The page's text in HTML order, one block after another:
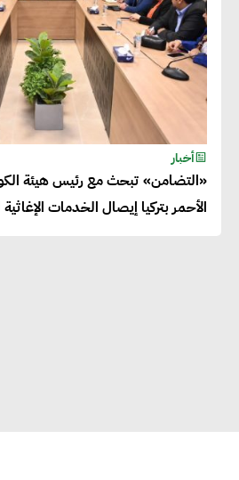
أخبار
«التضامن» تبحث مع رئيس هيئة
الأحمر بتركيا إيصال الخدمات